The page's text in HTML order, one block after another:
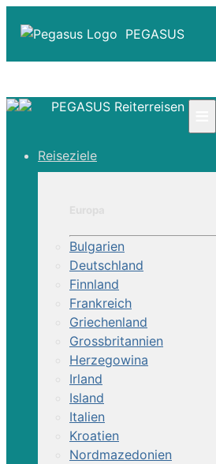
PEGASUS
☎ Deutschland 0800 - 505 18 01
Über Uns
PEGASUS Reiterreisen
Reiseziele
Bulgarien
Deutschland
Finnland
Frankreich
Griechenland
Grossbritannien
Herzegowina
Irland
Island
Italien
Kroatien
Nordmazedonien